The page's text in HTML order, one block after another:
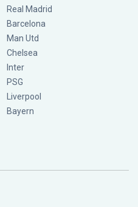
Real Madrid
Barcelona
Man Utd
Chelsea
Inter
PSG
Liverpool
Bayern